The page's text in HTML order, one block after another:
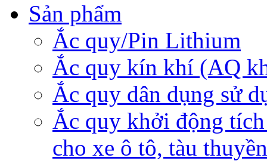
Sản phẩm
Ắc quy/Pin Lithium
Ắc quy kín khí (AQ
Ắc quy dân dụng sử
Ắc quy khởi động
cho xe ô tô, tàu thuyền